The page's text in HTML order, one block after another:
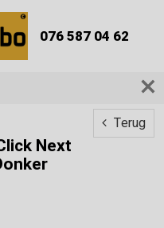
076 587 04 62
Terug
Next